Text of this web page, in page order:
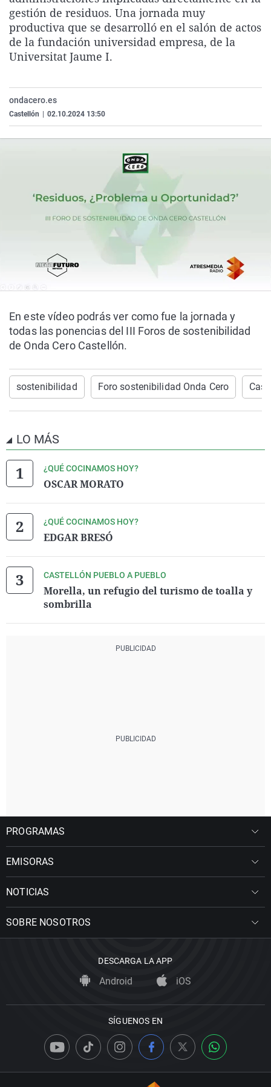
La rosa de los vientos
Gente viajera
Como el perro y el
Caso
Retornados
Equipo de
Extremadura
Galicia
La Rioja
Virales
Televisión
Elecciones
gestión de residuos. Una jornada muy
productiva que se desarrolló en el salón de actos
de la fundación universidad empresa, de la
Universitat Jaume I.
ondacero.es
Castellón 02.10.2024 13:50
En este vídeo podrás ver como fue la jornada y
todas las ponencias del III Foros de sostenibilidad
de Onda Cero Castellón.
sostenibilidad Foro sostenibilidad Onda Cero
LO MÁS
¿QUÉ COCINAMOS HOY?
OSCAR MORATO
¿QUÉ COCINAMOS HOY?
EDGAR BRESÓ
CASTELLÓN PUEBLO A PUEBLO
Morella, un refugio del turismo de toalla y
sombrilla
PROGRAMAS
EMISORAS
NOTICIAS
SOBRE NOSOTROS
DESCARGA LA APP
Android iOS
SÍGUENOS EN